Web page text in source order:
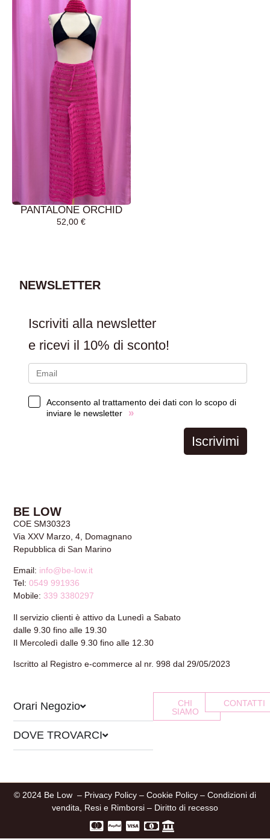
PANTALONE ORCHID
52,00€
NEWSLETTER
Iscriviti alla newsletter
e ricevi il 10% di sconto!
Acconsento al trattamento dei dati con lo scopo di
inviare le newsletter
»
Iscrivimi
BE LOW
COE SM30323
Via XXV Marzo, 4, Domagnano
Repubblica di San Marino
Email: info@be-low.it
Tel:0549 991936
Mobile: 339 3380297
Il servizio clienti è attivo da Lunedì a Sabato
dalle 9.30 fino alle 19.30
Il Mercoledì dalle 9.30 fino alle 12.30
Iscritto al Registro e-commerce al nr. 998 dal 29/05/2023
Orari Negozio
DOVE TROVARCI
CHI
SIAMO
CONTATTI
© 2024 Be Low – Privacy Policy – Cookie Policy – Condizioni di
vendita, Resi e Rimborsi – Diritto di recesso